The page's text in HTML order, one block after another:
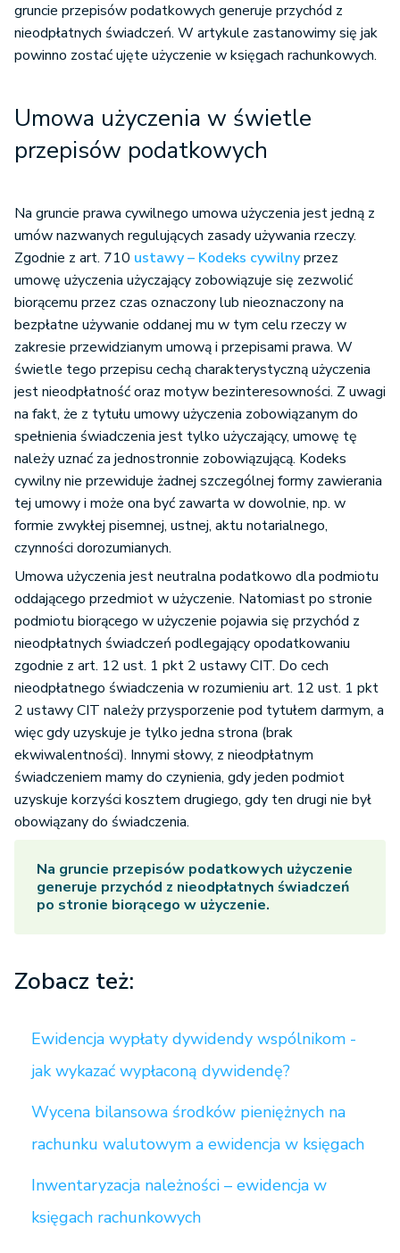
gruncie przepisów podatkowych generuje przychód z
nieodpłatnych świadczeń. W artykule zastanowimy się jak
powinno zostać ujęte użyczenie w księgach rachunkowych.
Umowa użyczenia w świetle
przepisów podatkowych
Na gruncie prawa cywilnego umowa użyczenia jest jedną z
umów nazwanych regulujących zasady używania rzeczy.
Zgodnie z art. 710 ustawy – Kodeks cywilnyprzez
umowę użyczenia użyczający zobowiązuje się zezwolić
biorącemu przez czas oznaczony lub nieoznaczony na
bezpłatne używanie oddanej mu w tym celu rzeczy w
zakresie przewidzianym umową i przepisami prawa. W
świetle tego przepisu cechą charakterystyczną użyczenia
jest nieodpłatność oraz motyw bezinteresowności. Z uwagi
na fakt, że z tytułu umowy użyczenia zobowiązanym do
spełnienia świadczenia jest tylko użyczający, umowę tę
należy uznać za jednostronnie zobowiązującą. Kodeks
cywilny nie przewiduje żadnej szczególnej formy zawierania
tej umowy i może ona być zawarta w dowolnie, np. w
formie zwykłej pisemnej, ustnej, aktu notarialnego,
czynności dorozumianych.
Umowa użyczenia jest neutralna podatkowo dla podmiotu
oddającego przedmiot w użyczenie. Natomiast po stronie
podmiotu biorącego w użyczenie pojawia się przychód z
nieodpłatnych świadczeń podlegający opodatkowaniu
zgodnie z art. 12 ust. 1 pkt 2 ustawy CIT. Do cech
nieodpłatnego świadczenia w rozumieniu art. 12 ust. 1 pkt
2 ustawy CIT należy przysporzenie pod tytułem darmym, a
więc gdy uzyskuje je tylko jedna strona (brak
ekwiwalentności). Innymi słowy, z nieodpłatnym
świadczeniem mamy do czynienia, gdy jeden podmiot
uzyskuje korzyści kosztem drugiego, gdy ten drugi nie był
obowiązany do świadczenia.
Na gruncie przepisów podatkowych użyczenie
generuje przychód z nieodpłatnych świadczeń
po stronie biorącego w użyczenie.
Zobacz też:
Ewidencja wypłaty dywidendy wspólnikom -
jak wykazać wypłaconą dywidendę?
Wycena bilansowa środków pieniężnych na
rachunku walutowym a ewidencja w księgach
Inwentaryzacja należności – ewidencja w
księgach rachunkowych